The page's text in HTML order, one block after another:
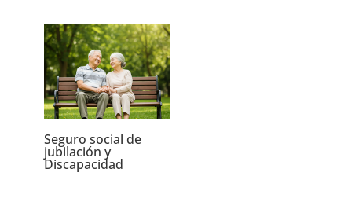
Seguro social de
jubilación y
Discapacidad